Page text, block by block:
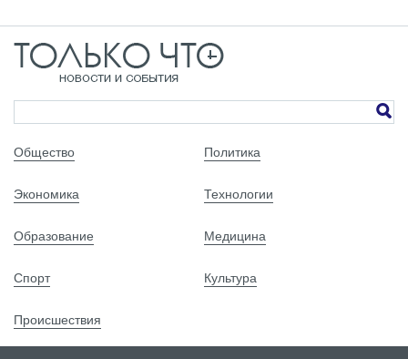
Общество Политика
Экономика Технологии
Образование Медицина
Спорт Культура
Происшествия